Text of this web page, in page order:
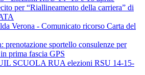
per “Riallineamento della carriera” di
Verona - Comunicato ricorso Carta del
prenotazione sportello consulenze per
prima fascia GPS
SCUOLA RUA elezioni RSU 14-15-